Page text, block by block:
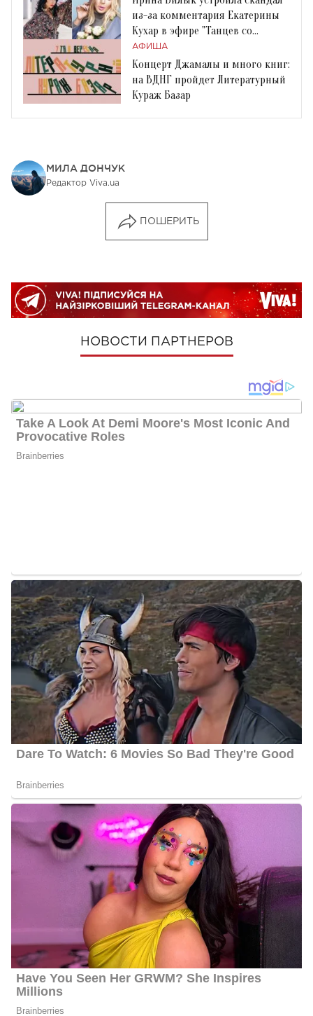
из-за комментария Екатерины
Кухар в эфире "Танцев со
звездами"
АФИША
Концерт Джамалы и много книг:
на ВДНГ пройдет Литературный
Кураж Базар
МИЛА ДОНЧУК
Редактор Viva.ua
ПОШЕРИТЬ
НОВОСТИ ПАРТНЕРОВ